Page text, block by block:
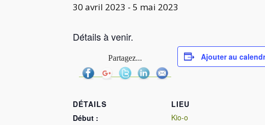
30 avril 2023 - 5 mai 2023
Détails à venir.
Partagez... Ajouter au
DÉTAILS
Début :
LIEU
Kio-o